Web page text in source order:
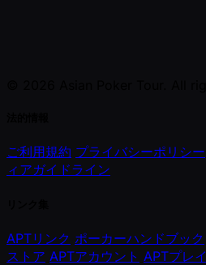
ご利用規約 プライバシーポリシー
ィアガイドライン
APTリンク ポーカーハンドブック
ストア APTアカウント APTプレイ